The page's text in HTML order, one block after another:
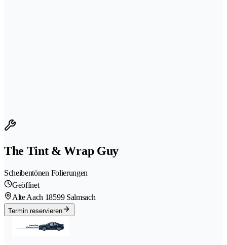
The Tint & Wrap Guy
Scheibentönen Folierungen
Geöffnet
Alte Aach 18599 Salmsach
Termin reservieren